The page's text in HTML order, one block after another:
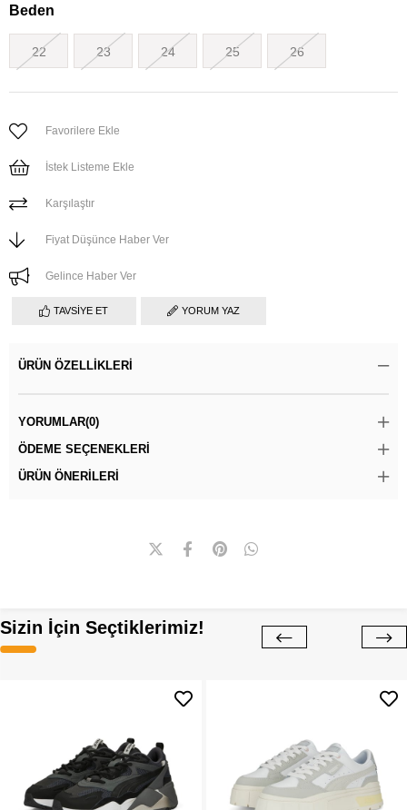
Beden
22 23 24 25 26
Favorilere Ekle
İstek Listeme Ekle
Karşılaştır
Fiyat Düşünce Haber Ver
Gelince Haber Ver
TAVSIYE ET YORUM YAZ
ÜRÜN ÖZELLIKLERI
YORUMLAR(0)
ÖDEME SEÇENEKLERI
ÜRÜN ÖNERILERI
Sizin İçin Seçtiklerimiz!